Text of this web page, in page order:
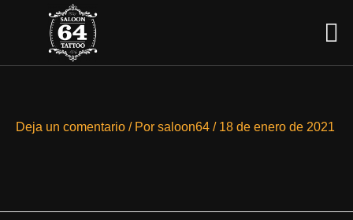
Deja un comentario / Por saloon64 / 18 de enero de 2021